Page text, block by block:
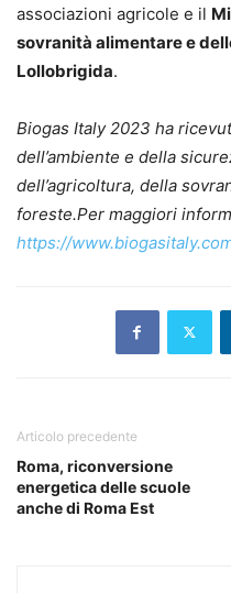
associazioni agricole e il
sovranità alimentare e
Lollobrigida.
Biogas Italy 2023 ha
dell’ambiente e della
dell’agricoltura, della
foreste.Per maggiori
https://
Articolo precedente
Roma, riconversione
energetica delle scuole
anche di Roma Est